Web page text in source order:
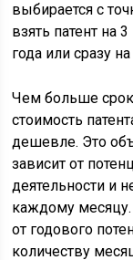
выбирается с
взять патент на
года или сразу
Чем больше
стоимость
дешевле. Это
зависит от
деятельности и
каждому месяцу.
от годового
количеству